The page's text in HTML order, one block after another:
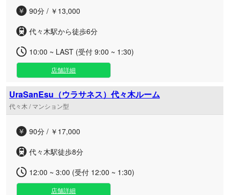
90分 / ￥13,000
代々木駅から徒歩6分
10:00 ~ LAST (受付 9:00 ~ 1:30)
店舗詳細
UraSanEsu（ウラサネス）代々木ルーム
代々木 / マンション型
90分 / ￥17,000
代々木駅徒歩8分
12:00 ~ 3:00 (受付 12:00 ~ 1:30)
店舗詳細